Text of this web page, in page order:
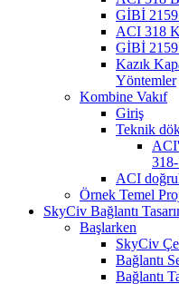
GİBİ 2159
ACI 318
GİBİ 2159
Kazık
Yöntemler
Kombine Vakıf
Giriş
Teknik
ACI
Örnek Temel
SkyCiv Bağlantı
Başlarken
SkyCiv
Bağlantı
Bağlantı